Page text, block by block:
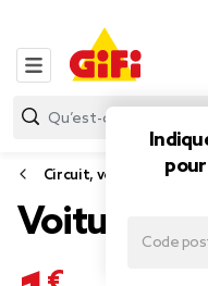
Circuit, voiture jouet
Voiture X6
1,95 €